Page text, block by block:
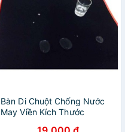
Bàn Di Chuột Chống Nước
May Viền Kích Thước